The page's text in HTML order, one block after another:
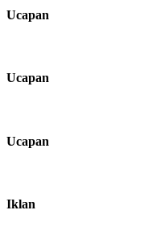
Ucapan
Ucapan
Ucapan
Iklan